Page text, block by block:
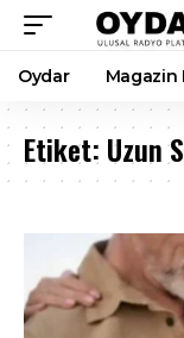
Oydar Magazin
Etiket: Uzun